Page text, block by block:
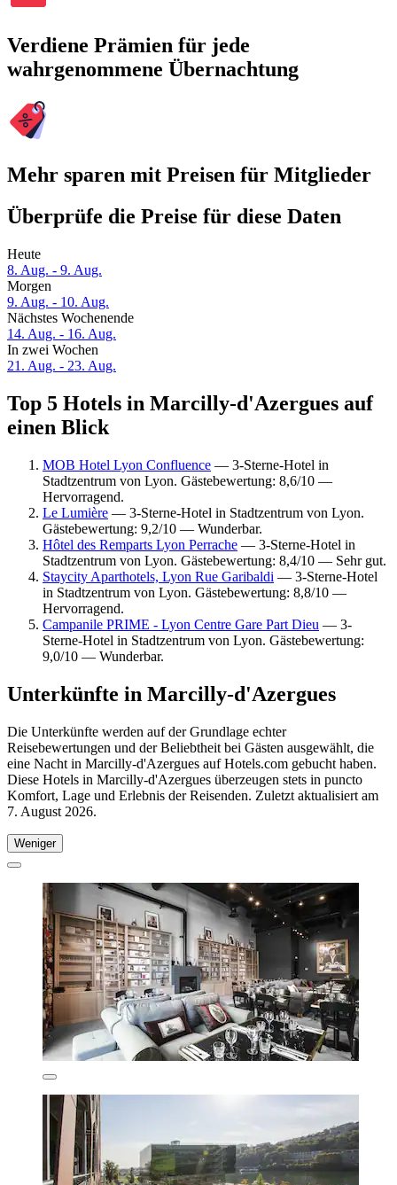
Verdiene Prämien für jede
wahrgenommene Übernachtung
Mehr sparen mit Preisen für Mitglieder
Überprüfe die Preise für diese Daten
Heute
8. Aug. - 9. Aug.
Morgen
9. Aug. - 10. Aug.
Nächstes Wochenende
14. Aug. - 16. Aug.
In zwei Wochen
21. Aug. - 23. Aug.
Top 5 Hotels in Marcilly-d'Azergues auf
einen Blick
MOB Hotel Lyon Confluence — 3-Sterne-Hotel in
Stadtzentrum von Lyon. Gästebewertung: 8,6/10 —
Hervorragend.
Le Lumière — 3-Sterne-Hotel in Stadtzentrum von Lyon.
Gästebewertung: 9,2/10 — Wunderbar.
Hôtel des Remparts Lyon Perrache — 3-Sterne-Hotel in
Stadtzentrum von Lyon. Gästebewertung: 8,4/10 — Sehr gut.
Staycity Aparthotels, Lyon Rue Garibaldi — 3-Sterne-Hotel
in Stadtzentrum von Lyon. Gästebewertung: 8,8/10 —
Hervorragend.
Campanile PRIME - Lyon Centre Gare Part Dieu — 3-
Sterne-Hotel in Stadtzentrum von Lyon. Gästebewertung:
9,0/10 — Wunderbar.
Unterkünfte in Marcilly-d'Azergues
Die Unterkünfte werden auf der Grundlage echter
Reisebewertungen und der Beliebtheit bei Gästen ausgewählt, die
eine Nacht in Marcilly-d'Azergues auf Hotels.com gebucht haben.
Diese Hotels in Marcilly-d'Azergues überzeugen stets in puncto
Komfort, Lage und Erlebnis der Reisenden. Zuletzt aktualisiert am
7. August 2026.
Weniger